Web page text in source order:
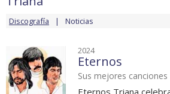
Discografía Noticias
2024
Eternos
Sus mejores canciones